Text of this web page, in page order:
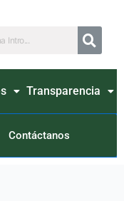
Transparencia
Contáctanos